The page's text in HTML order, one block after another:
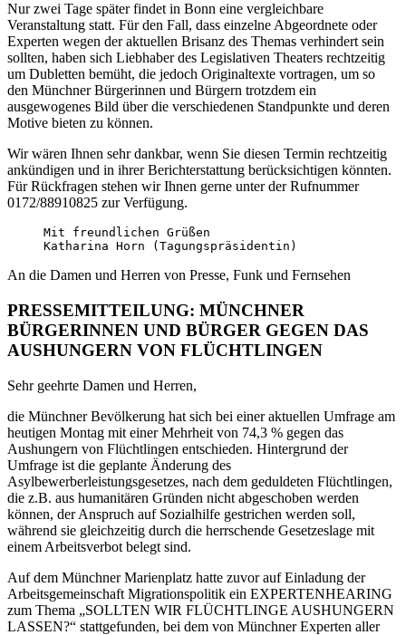
Nur zwei Tage später findet in Bonn eine vergleichbare
Veranstaltung statt. Für den Fall, dass einzelne Abgeordnete oder
Experten wegen der aktuellen Brisanz des Themas verhindert sein
sollten, haben sich Liebhaber des Legislativen Theaters rechtzeitig
um Dubletten bemüht, die jedoch Originaltexte vortragen, um so
den Münchner Bürgerinnen und Bürgern trotzdem ein
ausgewogenes Bild über die verschiedenen Standpunkte und deren
Motive bieten zu können.
Wir wären Ihnen sehr dankbar, wenn Sie diesen Termin rechtzeitig
ankündigen und in ihrer Berichterstattung berücksichtigen könnten.
Für Rückfragen stehen wir Ihnen gerne unter der Rufnummer
0172/88910825 zur Verfügung.
     Mit freundlichen Grüßen
     Katharina Horn (Tagungspräsidentin)
An die Damen und Herren von Presse, Funk und Fernsehen
PRESSEMITTEILUNG: MÜNCHNER
BÜRGERINNEN UND BÜRGER GEGEN DAS
AUSHUNGERN VON FLÜCHTLINGEN
Sehr geehrte Damen und Herren,
die Münchner Bevölkerung hat sich bei einer aktuellen Umfrage am
heutigen Montag mit einer Mehrheit von 74,3 % gegen das
Aushungern von Flüchtlingen entschieden. Hintergrund der
Umfrage ist die geplante Änderung des
Asylbewerberleistungsgesetzes, nach dem geduldeten Flüchtlingen,
die z.B. aus humanitären Gründen nicht abgeschoben werden
können, der Anspruch auf Sozialhilfe gestrichen werden soll,
während sie gleichzeitig durch die herrschende Gesetzeslage mit
einem Arbeitsverbot belegt sind.
Auf dem Münchner Marienplatz hatte zuvor auf Einladung der
Arbeitsgemeinschaft Migrationspolitik ein EXPERTENHEARING
zum Thema „SOLLTEN WIR FLÜCHTLINGE AUSHUNGERN
LASSEN?“ stattgefunden, bei dem von Münchner Experten aller